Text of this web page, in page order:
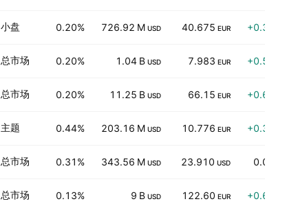
小盘 0.20% 726.92 M USD 40.675 EUR +0.30%
总市场 0.20% 1.04 B USD 7.983 EUR +0.57%
总市场 0.20% 11.25 B USD 66.15 EUR +0.68%
主题 0.44% 203.16 M USD 10.776 EUR +0.39%
总市场 0.31% 343.56 M USD 23.910 USD 0.00%
总市场 0.13% 9 B USD 122.60 EUR +0.61%